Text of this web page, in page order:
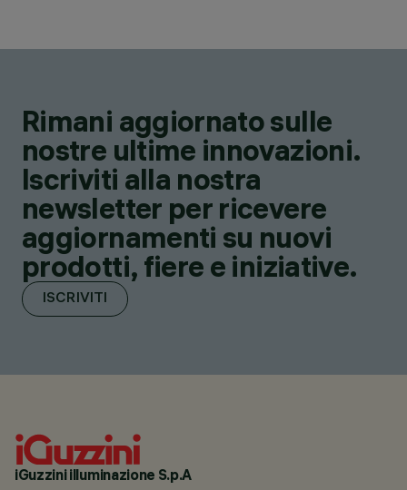
Rimani aggiornato sulle
nostre ultime innovazioni.
Iscriviti alla nostra
newsletter per ricevere
aggiornamenti su nuovi
prodotti, fiere e iniziative.
ISCRIVITI
iGuzzini illuminazione S.p.A